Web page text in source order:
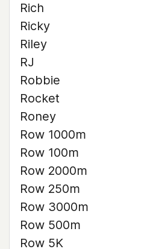
Rich
Ricky
Riley
RJ
Robbie
Rocket
Roney
Row 1000m
Row 100m
Row 2000m
Row 250m
Row 3000m
Row 500m
Row 5K